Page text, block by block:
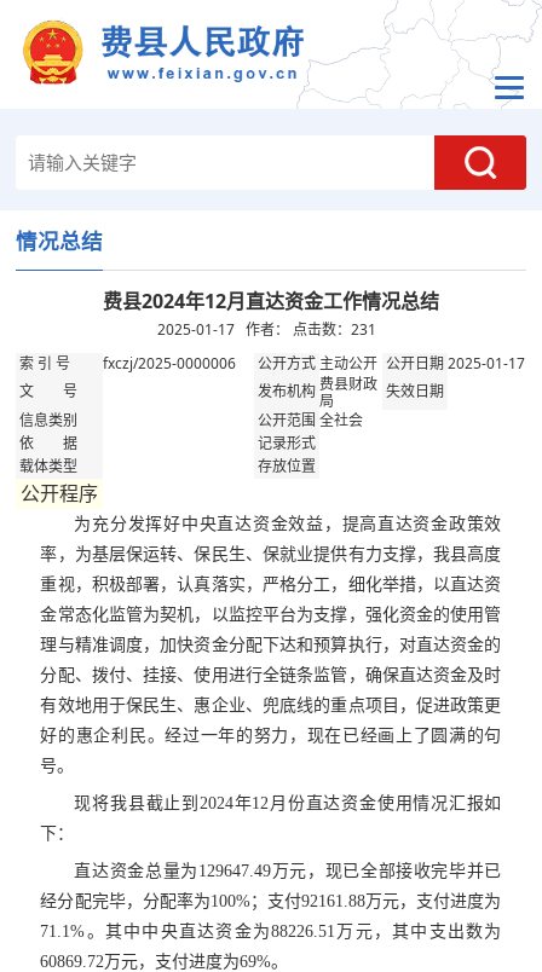
情况总结
费县2024年12月直达资金工作情况总结
2025-01-17 作者： 点击数：231
索 引 号 fxczj/2025-0000006 公开方式 主动公开 公开日期2025-01-17
文 号 发布机构费县财政
局
失效日期
信息类别
公开范围全社会
依 据
记录形式
载体类型
存放位置
公开程序
为充分发挥好中央直达资金效益，提高直达资金政策效
率，为基层保运转、保民生、保就业提供有力支撑，我县高度
重视，积极部署，认真落实，严格分工，细化举措，以直达资
金常态化监管为契机，以监控平台为支撑，强化资金的使用管
理与精准调度，加快资金分配下达和预算执行，对直达资金的
分配、拨付、挂接、使用进行全链条监管，确保直达资金及时
有效地用于保民生、惠企业、兜底线的重点项目，促进政策更
好的惠企利民。经过一年的努力，现在已经画上了圆满的句
号。
现将我县截止到2024年12月份直达资金使用情况汇报如
下：
直达资金总量为129647.49万元，现已全部接收完毕并已
经分配完毕，分配率为100%；支付92161.88万元，支付进度为
71.1%。其中中央直达资金为88226.51万元，其中支出数为
60869.72万元，支付进度为69%。